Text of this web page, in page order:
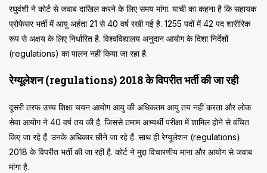
रघुवंशी ने कोर्ट से जवाब दाखिल करने के लिए समय मांगा. याची का कहना है कि सहायक
प्रोफेसर भर्ती में आयु अर्हता 21 से 40 वर्ष रखी गई है. 1255 पदों में 42 पद शारीरिक
रूप से अक्षय के लिए निर्धारित है. विश्वविद्यालय अनुदान आयोग के दिशा निर्देशों
(regulations) का पालन नहीं किया जा रहा है.
रेग्यूलेशन (regulations) 2018 के विपरीत भर्ती की जा रही
दूसरी तरफ उच्च शिक्षा चयन आयोग आयु की अधिकतम आयु तय नहीं करता और लोक
सेवा आयोग ने 40 वर्ष तय की है. जिससे तमाम अभ्यर्थी परीक्षा में शामिल होने से वंचित
किए जा रहे हैं. उनके अधिकार छीने जा रहे हैं. साथ ही रेग्यूलेशन (regulations)
2018 के विपरीत भर्ती की जा रही है. कोर्ट ने मुद्दा विचारणीय माना और आयोग से जवाब
मांगा है.